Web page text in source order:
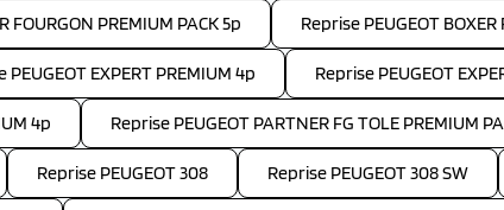
FOURGON PREMIUM PACK 5p Reprise PEUGEOT BOXER
PEUGEOT EXPERT PREMIUM 4p Reprise PEUGEOT
4p Reprise PEUGEOT PARTNER FG TOLE PREMIUM
Reprise PEUGEOT 308 Reprise PEUGEOT 308 SW